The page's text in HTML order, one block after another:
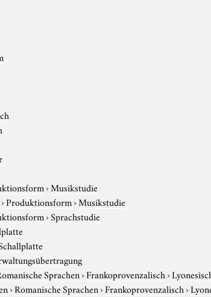
›Musikstudie
›Produktionsform›Musikstudie
›Sprachstudie
Sprachen›Frankoprovenzalisch›
›Romanische Sprachen›Frankoprovenzalisch›